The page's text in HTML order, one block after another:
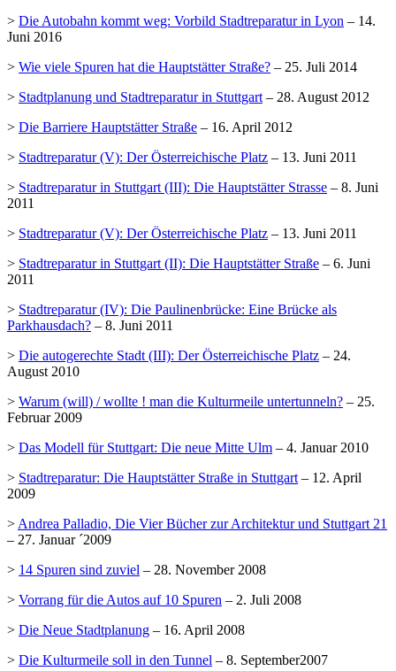
> Die Autobahn kommt weg: Vorbild Stadtreparatur in Lyon – 14.
Juni 2016
> Wie viele Spuren hat die Hauptstätter Straße? – 25. Juli 2014
> Stadtplanung und Stadtreparatur in Stuttgart – 28. August 2012
> Die Barriere Hauptstätter Straße – 16. April 2012
> Stadtreparatur (V): Der Österreichische Platz – 13. Juni 2011
> Stadtreparatur in Stuttgart (III): Die Hauptstätter Strasse – 8. Juni
2011
> Stadtreparatur (V): Der Österreichische Platz – 13. Juni 2011
> Stadtreparatur in Stuttgart (II): Die Hauptstätter Straße – 6. Juni
2011
> Stadtreparatur (IV): Die Paulinenbrücke: Eine Brücke als
Parkhausdach? – 8. Juni 2011
> Die autogerechte Stadt (III): Der Österreichische Platz – 24.
August 2010
> Warum (will) / wollte ! man die Kulturmeile untertunneln? – 25.
Februar 2009
> Das Modell für Stuttgart: Die neue Mitte Ulm – 4. Januar 2010
> Stadtreparatur: Die Hauptstätter Straße in Stuttgart – 12. April
2009
> Andrea Palladio, Die Vier Bücher zur Architektur und Stuttgart 21
– 27. Januar ´2009
> 14 Spuren sind zuviel – 28. November 2008
> Vorrang für die Autos auf 10 Spuren – 2. Juli 2008
> Die Neue Stadtplanung – 16. April 2008
> Die Kulturmeile soll in den Tunnel – 8. September2007